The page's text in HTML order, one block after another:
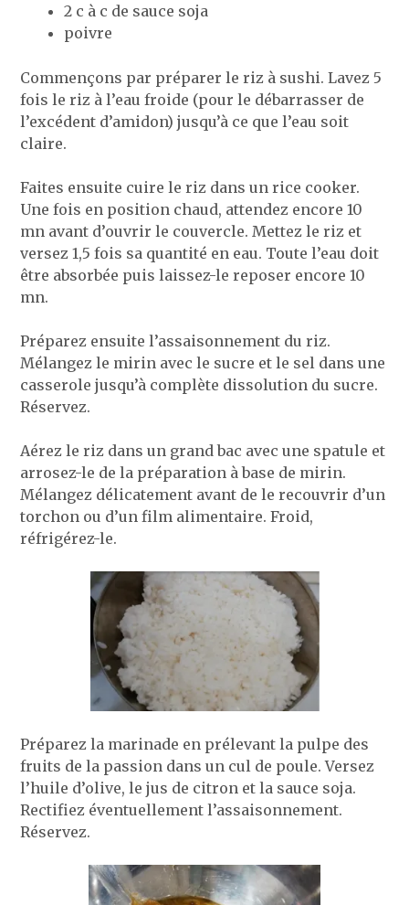
2 c à c de sauce soja
poivre
Commençons par préparer le riz à sushi. Lavez 5
fois le riz à l’eau froide (pour le débarrasser de
l’excédent d’amidon) jusqu’à ce que l’eau soit
claire.
Faites ensuite cuire le riz dans un rice cooker.
Une fois en position chaud, attendez encore 10
mn avant d’ouvrir le couvercle. Mettez le riz et
versez 1,5 fois sa quantité en eau. Toute l’eau doit
être absorbée puis laissez-le reposer encore 10
mn.
Préparez ensuite l’assaisonnement du riz.
Mélangez le mirin avec le sucre et le sel dans une
casserole jusqu’à complète dissolution du sucre.
Réservez.
Aérez le riz dans un grand bac avec une spatule et
arrosez-le de la préparation à base de mirin.
Mélangez délicatement avant de le recouvrir d’un
torchon ou d’un film alimentaire. Froid,
réfrigérez-le.
Préparez la marinade en prélevant la pulpe des
fruits de la passion dans un cul de poule. Versez
l’huile d’olive, le jus de citron et la sauce soja.
Rectifiez éventuellement l’assaisonnement.
Réservez.